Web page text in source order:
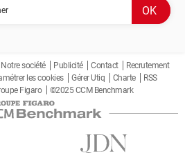
Notre société Publicité Contact
Recrutement
les cookies Gérer Utiq Charte
RSS
Figaro ©2025 CCM Benchmark